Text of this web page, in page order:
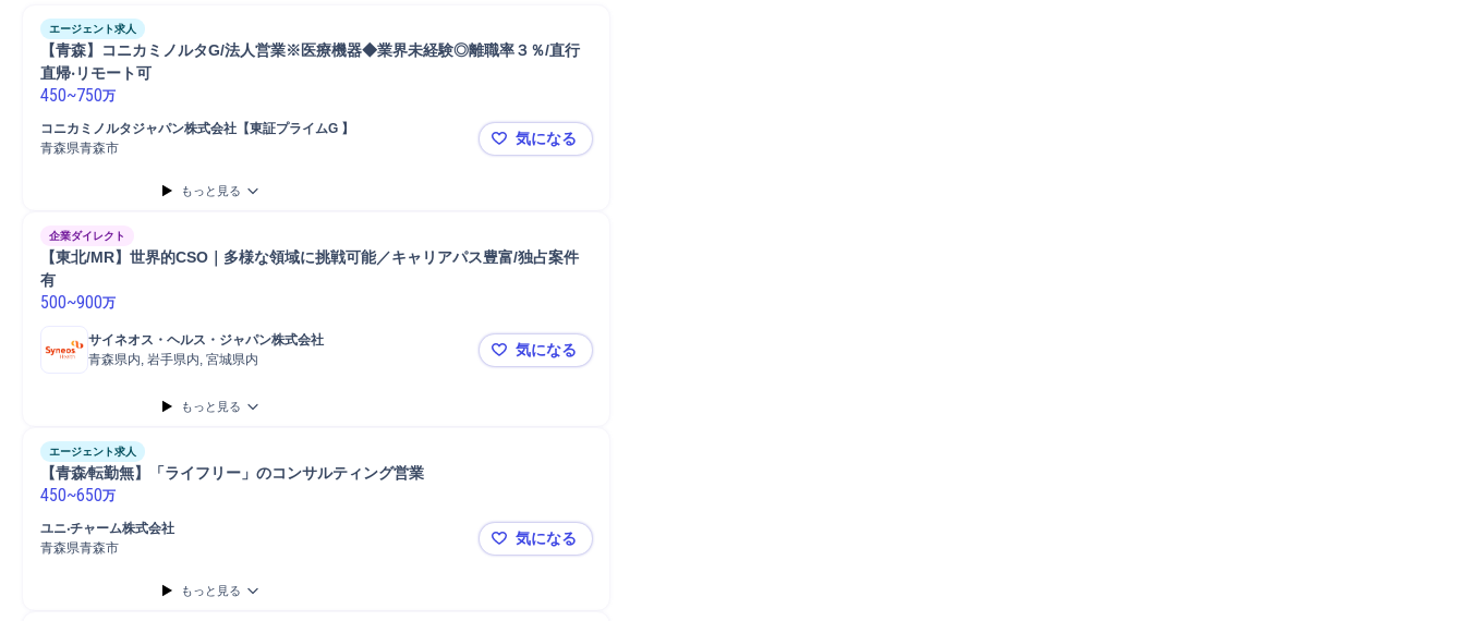
エージェント求人
【⻘森】コニカミノルタG/法⼈営業※医療機器◆業界未経験◎離職率３％/直⾏
直帰‧リモート可
450~750万
コニカミノルタジャパン株式会社【東証プライムG 】
青森県青森市
【⻘森】コニカミノルタG/法⼈営業※医療機器◆業界未経験◎離職率３％/直⾏直帰‧リモート可
気になる
もっと見る
企業ダイレクト
【東北/MR】世界的CSO｜多様な領域に挑戦可能／キャリアパス豊富/独占案件
有
500~900万
サイネオス・ヘルス・ジャパン株式会社
青森県内, 岩手県内, 宮城県内
【東北/MR】世界的CSO｜多様な領域に挑戦可能／キャリアパス豊富/独占案件有
気になる
もっと見る
エージェント求人
【⻘森∕転勤無】「ライフリー」のコンサルティング営業
450~650万
ユニ‧チャーム株式会社
青森県青森市
【⻘森∕転勤無】「ライフリー」のコンサルティング営業
気になる
もっと見る